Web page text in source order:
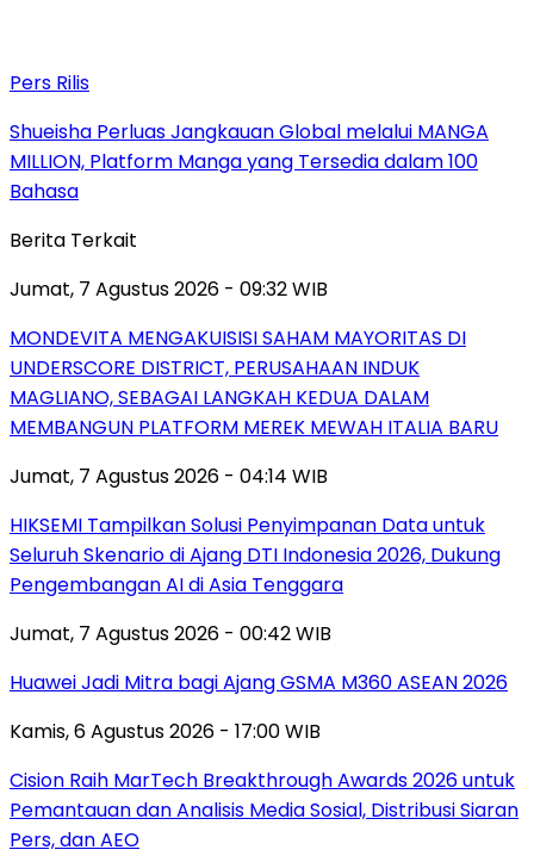
Pers Rilis
Shueisha Perluas Jangkauan Global melalui MANGA
MILLION, Platform Manga yang Tersedia dalam 100
Bahasa
Berita Terkait
Jumat, 7 Agustus 2026 - 09:32 WIB
MONDEVITA MENGAKUISISI SAHAM MAYORITAS DI
UNDERSCORE DISTRICT, PERUSAHAAN INDUK
MAGLIANO, SEBAGAI LANGKAH KEDUA DALAM
MEMBANGUN PLATFORM MEREK MEWAH ITALIA BARU
Jumat, 7 Agustus 2026 - 04:14 WIB
HIKSEMI Tampilkan Solusi Penyimpanan Data untuk
Seluruh Skenario di Ajang DTI Indonesia 2026, Dukung
Pengembangan AI di Asia Tenggara
Jumat, 7 Agustus 2026 - 00:42 WIB
Huawei Jadi Mitra bagi Ajang GSMA M360 ASEAN 2026
Kamis, 6 Agustus 2026 - 17:00 WIB
Cision Raih MarTech Breakthrough Awards 2026 untuk
Pemantauan dan Analisis Media Sosial, Distribusi Siaran
Pers, dan AEO